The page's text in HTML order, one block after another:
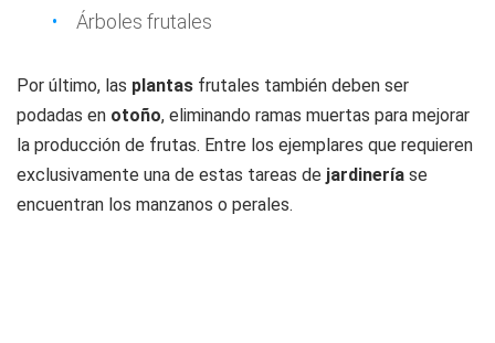
Árboles frutales
Por último, las plantas frutales también deben ser
podadas en otoño, eliminando ramas muertas para mejorar
la producción de frutas. Entre los ejemplares que requieren
exclusivamente una de estas tareas de jardinería se
encuentran los manzanos o perales.